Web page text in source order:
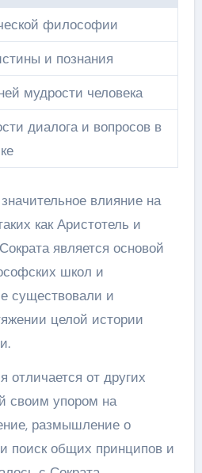
философии
и познания
мудрости человека
диалога и вопросов в
влияние на
как Аристотель и
является основой
школ и
существовали и
целой истории
от других
своим упором на
размышление о
поиск общих принципов и